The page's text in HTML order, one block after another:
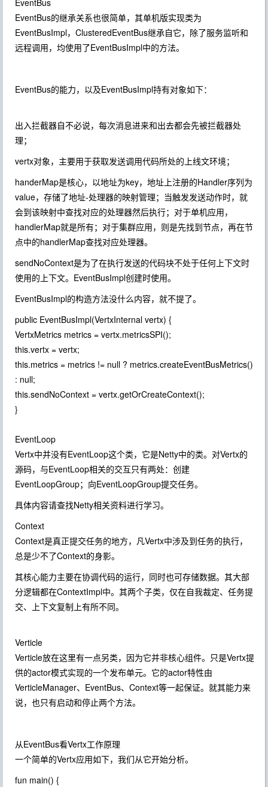
EventBus
EventBus的继承关系也很简单，其单机版实现类为
EventBusImpl，ClusteredEventBus继承自它，除了服务监听和
远程调用，均使用了EventBusImpl中的方法。
EventBus的能力，以及EventBusImpl持有对象如下：
出入拦截器自不必说，每次消息进来和出去都会先被拦截器处
理；
vertx对象，主要用于获取发送调用代码所处的上线文环境；
handerMap是核心，以地址为key，地址上注册的Handler序列为
value，存储了地址-处理器的映射管理；当触发发送动作时，就
会到该映射中查找对应的处理器然后执行；对于单机应用，
handlerMap就是所有；对于集群应用，则是先找到节点，再在节
点中的handlerMap查找对应处理器。
sendNoContext是为了在执行发送的代码块不处于任何上下文时
使用的上下文。EventBusImpl创建时使用。
EventBusImpl的构造方法没什么内容，就不提了。
public EventBusImpl(VertxInternal vertx) {
VertxMetrics metrics = vertx.metricsSPI();
this.vertx = vertx;
this.metrics = metrics != null ? metrics.createEventBusMetrics()
: null;
this.sendNoContext = vertx.getOrCreateContext();
}
EventLoop
Vertx中并没有EventLoop这个类，它是Netty中的类。对Vertx的
源码，与EventLoop相关的交互只有两处：创建
EventLoopGroup；向EventLoopGroup提交任务。
具体内容请查找Netty相关资料进行学习。
Context
Context是真正提交任务的地方，凡Vertx中涉及到任务的执行，
总是少不了Context的身影。
其核心能力主要在协调代码的运行，同时也可存储数据。其大部
分逻辑都在ContextImpl中。其两个子类，仅在自我裁定、任务提
交、上下文复制上有所不同。
Verticle
Verticle放在这里有一点另类，因为它并非核心组件。只是Vertx提
供的actor模式实现的一个发布单元。它的actor特性由
VerticleManager、EventBus、Context等一起保证。就其能力来
说，也只有启动和停止两个方法。
从EventBus看Vertx工作原理
一个简单的Vertx应用如下，我们从它开始分析。
fun main() {